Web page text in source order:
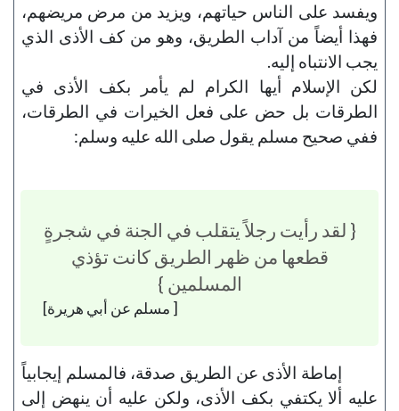
ويفسد على الناس حياتهم، ويزيد من مرض مريضهم،
فهذا أيضاً من آداب الطريق، وهو من كف الأذى الذي
يجب الانتباه إليه.
لكن الإسلام أيها الكرام لم يأمر بكف الأذى في
الطرقات بل حض على فعل الخيرات في الطرقات،
ففي صحيح مسلم يقول صلى الله عليه وسلم:
{ لقد رأيت رجلاً يتقلب في الجنة في شجرةٍ
قطعها من ظهر الطريق كانت تؤذي
المسلمين }
[ مسلم عن أبي هريرة]
إماطة الأذى عن الطريق صدقة، فالمسلم إيجابياً
عليه ألا يكتفي بكف الأذى، ولكن عليه أن ينهض إلى